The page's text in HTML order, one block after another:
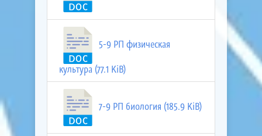
5-9 РП физическая
культура (77.1 KiB)
7-9 РП биология (185.9 KiB)